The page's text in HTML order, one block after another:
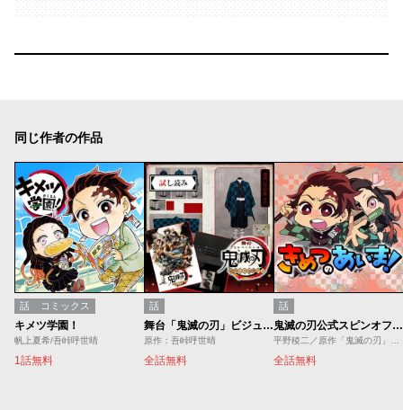
同じ作者の作品
話 コミックス
キメツ学園！
帆上夏希/吾峠呼世晴
1話無料
話
舞台「鬼滅の刃」ビジュアルガイド／試し読み
原作：吾峠呼世晴
全話無料
話
鬼滅の刃公式スピンオフ「きめつのあいま！」
平野稜二／原作「鬼滅の刃」（吾峠呼世晴）より
全話無料